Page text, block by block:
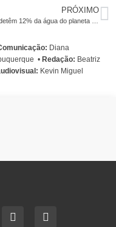
PRÓXIMO
Diana
• Redação: Beatriz
Kevin Miguel